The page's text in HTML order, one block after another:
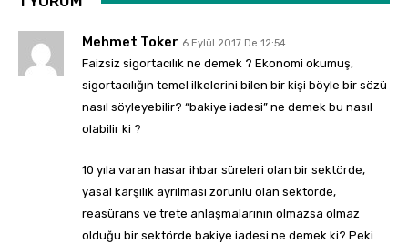
Mehmet Toker 6 Eylül 2017 De 12:54
Faizsiz sigortacılık ne demek ? Ekonomi okumuş,
sigortacılığın temel ilkelerini bilen bir kişi böyle bir sözü
nasıl söyleyebilir? “bakiye iadesi” ne demek bu nasıl
olabilir ki ?
10 yıla varan hasar ihbar süreleri olan bir sektörde,
yasal karşılık ayrılması zorunlu olan sektörde,
reasürans ve trete anlaşmalarının olmazsa olmaz
olduğu bir sektörde bakiye iadesi ne demek ki? Peki